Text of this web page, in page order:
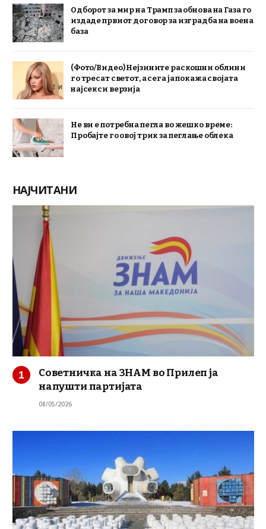
Одборот за мир на Трамп за обнова на Газа го
издаде првиот договор за изградба на воена
база
(Фото/Видео) Нејзините раскошни облини
го тресат светот, а сега ја покажа својата
најсекси верзија
Не ви е потребна пегла во жешко време:
Пробајте го овој трик за пеглање облека
НАЈЧИТАНИ
Советничка на ЗНАМ во Прилеп ја
напушти партијата
08/05/2026